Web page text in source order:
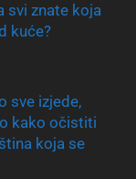
svi znate koja
kuće?
sve izjede,
kako očistiti
koja se